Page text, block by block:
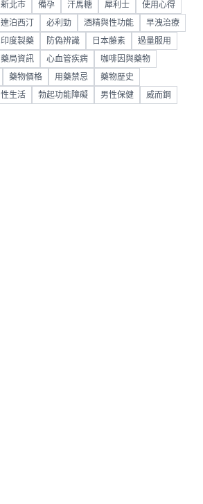
新北市 備孕 汗馬糖 犀利士 使用心得
達泊西汀 必利勁 酒精與性功能 早洩治療
印度製藥 防偽辨識 日本藤素 過量服用
藥局資訊 心血管疾病 咖啡因與藥物
藥物價格 用藥禁忌 藥物歷史
性生活 勃起功能障礙 男性保健 威而鋼